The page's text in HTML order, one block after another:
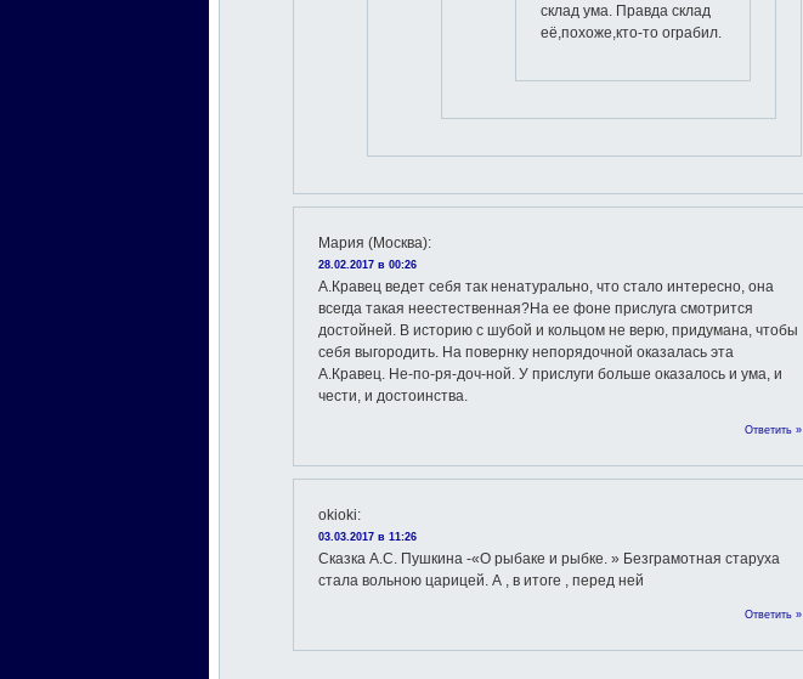
склад ума. Правда склад
её,похоже,кто-то ограбил.
Мария (Москва):
28.02.2017 в 00:26
А.Кравец ведет себя так ненатурально, что стало интересно, она
всегда такая неестественная?На ее фоне прислуга смотрится
достойней. В историю с шубой и кольцом не верю, придумана, чтобы
себя выгородить. На повернку непорядочной оказалась эта
А.Кравец. Не-по-ря-доч-ной. У прислуги больше оказалось и ума, и
чести, и достоинства.
Ответить »
okioki:
03.03.2017 в 11:26
Сказка А.С. Пушкина -«О рыбаке и рыбке. » Безграмотная старуха
стала вольною царицей. А , в итоге , перед ней
Ответить »